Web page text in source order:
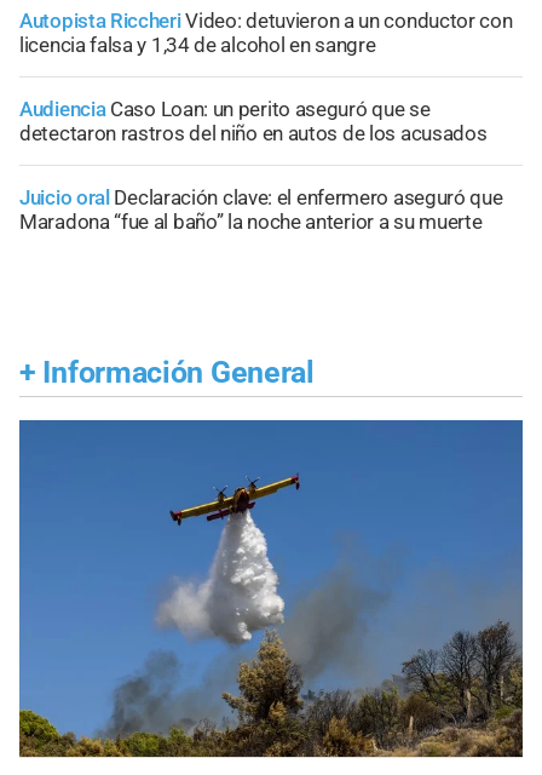
Autopista RiccheriVideo: detuvieron a un conductor con
licencia falsa y 1,34 de alcohol en sangre
Audiencia Caso Loan: un perito aseguró que se
detectaron rastros del niño en autos de los acusados
Juicio oral Declaración clave: el enfermero aseguró que
Maradona “fue al baño” la noche anterior a su muerte
+ Información General